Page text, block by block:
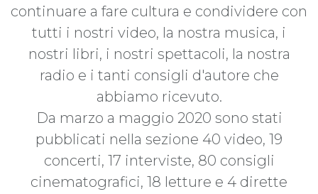
continuare a fare cultura e condividere con
tutti i nostri video, la nostra musica, i
nostri libri, i nostri spettacoli, la nostra
radio e i tanti consigli d'autore che
abbiamo ricevuto.
Da marzo a maggio 2020 sono stati
pubblicati nella sezione 40 video, 19
concerti, 17 interviste, 80 consigli
cinematografici, 18 letture e 4 dirette